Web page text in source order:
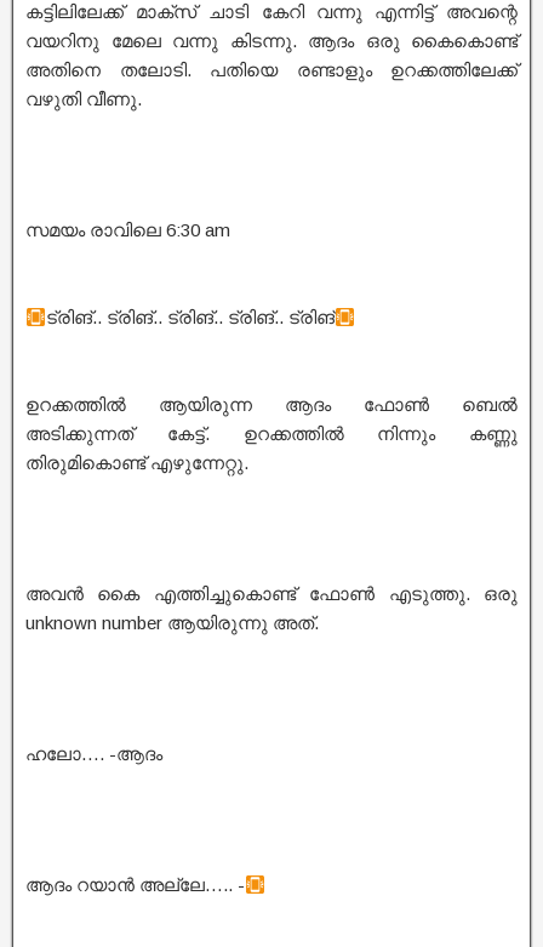
കട്ടിലിലേക്ക് മാക്സ് ചാടി കേറി വന്നു എന്നിട്ട് അവന്റെ
വയറിനു മേലെ വന്നു കിടന്നു. ആദം ഒരു കൈകൊണ്ട്
അതിനെ തലോടി. പതിയെ രണ്ടാളും ഉറക്കത്തിലേക്ക്
വഴുതി വീണു.
സമയം രാവിലെ 6:30 am
ട്രിങ്.. ട്രിങ്.. ട്രിങ്.. ട്രിങ്.. ട്രിങ്
ഉറക്കത്തിൽ ആയിരുന്ന ആദം ഫോൺ ബെൽ
അടിക്കുന്നത് കേട്ട്. ഉറക്കത്തിൽ നിന്നും കണ്ണു
തിരുമികൊണ്ട് എഴുന്നേറ്റു.
അവൻ കൈ എത്തിച്ചുകൊണ്ട് ഫോൺ എടുത്തു. ഒരു
unknown number ആയിരുന്നു അത്.
ഹലോ…. -ആദം
ആദം റയാൻ അല്ലേ….. -